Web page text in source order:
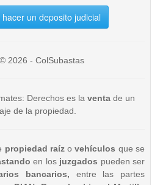
un deposito judicial
2026 - ColSubastas
Derechos es la ventade un
de la propiedad.
propiedad raízo vehículos que se
en los juzgados pueden ser
bancarios, entre las partes